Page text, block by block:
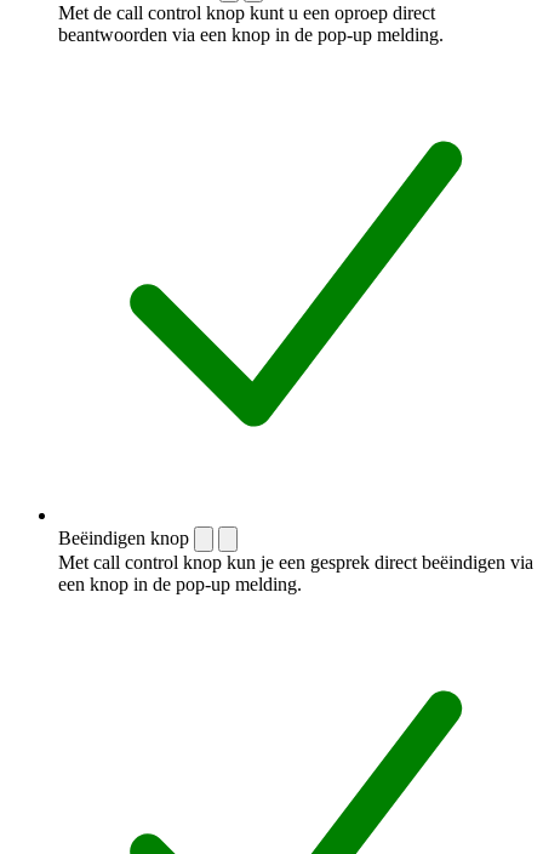
Met de call control knop kunt u een oproep direct
beantwoorden via een knop in de pop-up melding.
Beëindigen knop
Met call control knop kun je een gesprek direct beëindigen via
een knop in de pop-up melding.